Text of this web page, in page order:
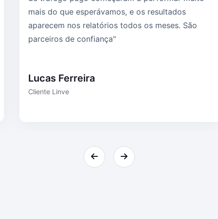
mais do que esperávamos, e os resultados
aparecem nos relatórios todos os meses. São
parceiros de confiança"
Lucas Ferreira
Cliente Linve